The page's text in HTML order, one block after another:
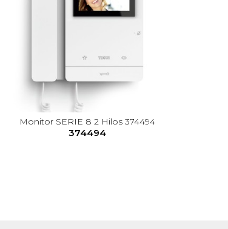
Monitor SERIE 8 2 Hilos 374494
374494